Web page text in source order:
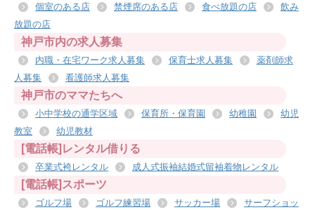
個室のある店
禁煙席のある店 食べ放題の店
飲み
放題の店
神戸市内の求人募集
内職・在宅ワーク求人募集 保育士求人募集
薬剤師求
人募集
看護師求人募集
神戸市のママたちへ
小中学校の通学区域 保育所・保育園 幼稚園
幼児
教室
幼児教材
[電話帳]レンタル借りる
卒業式袴レンタル 成人式振袖結婚式留袖着物レンタル
[電話帳]スポーツ
ゴルフ場 ゴルフ練習場 サッカー場
サーフショッ